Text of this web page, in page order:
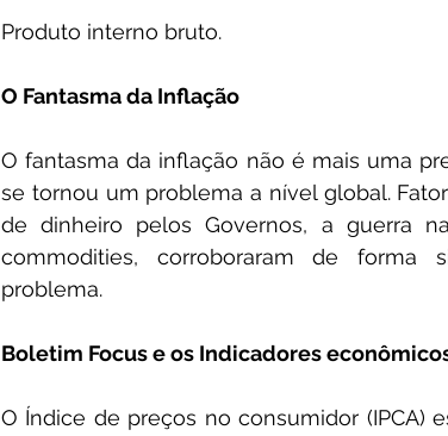
Produto interno bruto.
O Fantasma da Inflação
O fantasma da inflação não é mais uma
se tornou um problema a nível global.
de dinheiro pelos Governos, a guerra
commodities, corroboraram de forma
problema.
Boletim Focus e os Indicadores
O Índice de preços no consumidor (IPCA)